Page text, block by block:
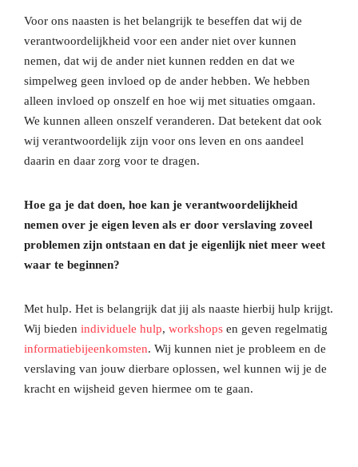
Voor ons naasten is het belangrijk te beseffen dat wij de
verantwoordelijkheid voor een ander niet over kunnen
nemen, dat wij de ander niet kunnen redden en dat we
simpelweg geen invloed op de ander hebben. We hebben
alleen invloed op onszelf en hoe wij met situaties omgaan.
We kunnen alleen onszelf veranderen. Dat betekent dat ook
wij verantwoordelijk zijn voor ons leven en ons aandeel
daarin en daar zorg voor te dragen.
Hoe ga je dat doen, hoe kan je verantwoordelijkheid
nemen over je eigen leven als er door verslaving zoveel
problemen zijn ontstaan en dat je eigenlijk niet meer weet
waar te beginnen?
Met hulp. Het is belangrijk dat jij als naaste hierbij hulp krijgt.
Wij bieden individuele hulp, workshops en geven regelmatig
informatiebijeenkomsten. Wij kunnen niet je probleem en de
verslaving van jouw dierbare oplossen, wel kunnen wij je de
kracht en wijsheid geven hiermee om te gaan.